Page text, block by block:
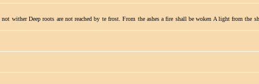
Deep roots are not reached by te frost. From the ashes a fire shall be woken A light from the